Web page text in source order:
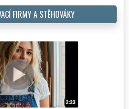
FIRMY A STĚHOVÁKY